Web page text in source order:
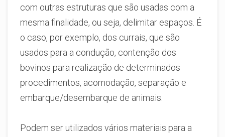
com outras estruturas que são usadas com a
mesma finalidade, ou seja, delimitar espaços. É
o caso, por exemplo, dos currais, que são
usados para a condução, contenção dos
bovinos para realização de determinados
procedimentos, acomodação, separação e
embarque/desembarque de animais.
Podem ser utilizados vários materiais para a